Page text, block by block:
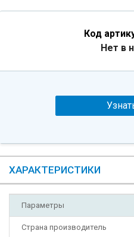
Код
Нет в
ХАРАКТЕРИСТИКИ
Параметры
Страна производитель